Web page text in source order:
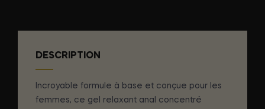
DESCRIPTION
Incroyable formule à base et conçue pour les
femmes, ce gel relaxant anal concentré